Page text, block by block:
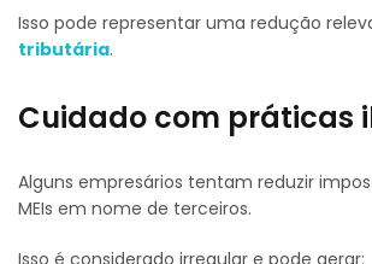
Isso pode representar uma redução
tributária.
Cuidado com práticas
Alguns empresários tentam reduzir
MEIs em nome de terceiros.